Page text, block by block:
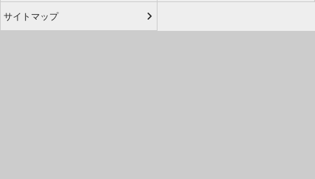
サイトマップ